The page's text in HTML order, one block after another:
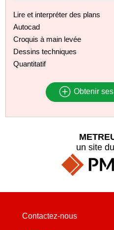
Lire et interpréter des plans
Autocad
Croquis à main levée
Dessins techniques
Quantitatif
Obtenir
un site
Contactez-nous